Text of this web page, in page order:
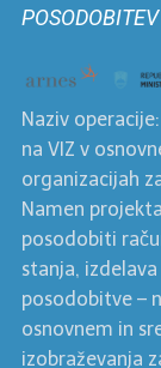
Naziv
na VIZ v
organizacijah
Namen
posodobiti
stanja,
posodobitve –
osnovnem in
izobraževanja